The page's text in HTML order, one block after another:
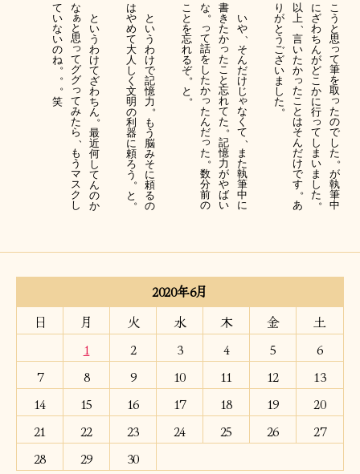
こ
う
と
思
っ
て
筆
を
取
っ
た
の
で
し
た。
が
執
筆
中
に
ざ
わ
ち
ん
が
ど
こ
か
に
行
っ
て
し
ま
い
ま
し
た。
以
上、
言
い
た
か
っ
た
こ
と
は
そ
ん
だ
け
で
す。
あ
り
が
と
う
ご
ざ
い
ま
し
た。
い
や、
そ
ん
だ
け
じ
ゃ
な
く
て、
ま
た
執
筆
中
に
書
き
た
か
っ
た
こ
と
忘
れ
て
た。
記
憶
力
が
や
ば
い
な。
っ
て
話
を
し
た
か
っ
た
ん
だ
っ
た。
数
分
前
の
こ
と
を
忘
れ
る
ぞ。
と。
と
い
う
わ
け
で
記
憶
力。
も
う
脳
み
そ
に
頼
る
の
は
や
め
て
大
人
し
く
文
明
の
利
器
に
頼
ろ
う。
と。
と
い
う
わ
け
て
ざ
わ
ち
ん。
最
近
何
し
て
ん
の
か
な
ぁ
と
思
っ
て
グ
グ
っ
て
み
た
ら、
も
う
マ
ス
ク
し
て
い
な
い
の
ね。
。
。
笑
2020年6月
日
月 火 水 木 金
土
1
2 3 4 5
6
7
8 9 10 11 12
13
14
15 16 17 18 19
20
21
22 23 24 25 26
27
28
29 30